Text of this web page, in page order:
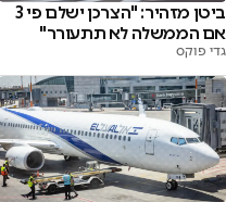
ביטן מזהיר: "הצרכן ישלם פי 3
אם הממשלה לא תתעורר"
גדי פוקס